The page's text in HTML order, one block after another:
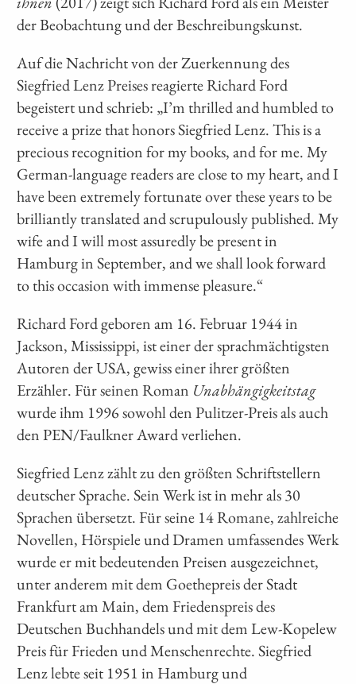
der Beobachtung und der Beschreibungskunst.
Auf die Nachricht von der Zuerkennung des
Siegfried Lenz Preises reagierte Richard Ford
begeistert und schrieb: „I’m thrilled and humbled to
receive a prize that honors Siegfried Lenz. This is a
precious recognition for my books, and for me. My
German-language readers are close to my heart, and I
have been extremely fortunate over these years to be
brilliantly translated and scrupulously published. My
wife and I will most assuredly be present in
Hamburg in September, and we shall look forward
to this occasion with immense pleasure.“
Richard Ford geboren am 16. Februar 1944 in
Jackson, Mississippi, ist einer der sprachmächtigsten
Autoren der USA, gewiss einer ihrer größten
Erzähler. Für seinen Roman Unabhängigkeitstag
wurde ihm 1996 sowohl den Pulitzer-Preis als auch
den PEN/Faulkner Award verliehen.
Siegfried Lenz zählt zu den größten Schriftstellern
deutscher Sprache. Sein Werk ist in mehr als 30
Sprachen übersetzt. Für seine 14 Romane, zahlreiche
Novellen, Hörspiele und Dramen umfassendes Werk
wurde er mit bedeutenden Preisen ausgezeichnet,
unter anderem mit dem Goethepreis der Stadt
Frankfurt am Main, dem Friedenspreis des
Deutschen Buchhandels und mit dem Lew-Kopelew
Preis für Frieden und Menschenrechte. Siegfried
Lenz lebte seit 1951 in Hamburg und